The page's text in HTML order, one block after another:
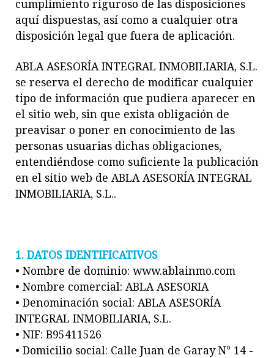
cumplimiento riguroso de las disposiciones
aquí dispuestas, así como a cualquier otra
disposición legal que fuera de aplicación.
ABLA ASESORÍA INTEGRAL INMOBILIARIA, S.L.
se reserva el derecho de modificar cualquier
tipo de información que pudiera aparecer en
el sitio web, sin que exista obligación de
preavisar o poner en conocimiento de las
personas usuarias dichas obligaciones,
entendiéndose como suficiente la publicación
en el sitio web de ABLA ASESORÍA INTEGRAL
INMOBILIARIA, S.L..
1. DATOS IDENTIFICATIVOS
• Nombre de dominio: www.ablainmo.com
• Nombre comercial: ABLA ASESORIA
• Denominación social: ABLA ASESORÍA
INTEGRAL INMOBILIARIA, S.L.
• NIF: B95411526
• Domicilio social: Calle Juan de Garay N° 14 -